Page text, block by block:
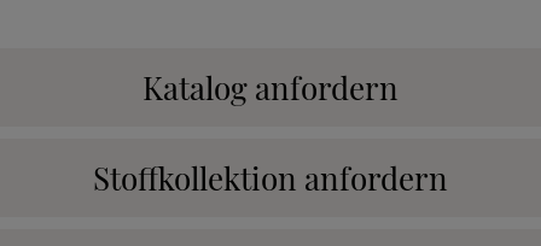
Katalog anfordern
Stoffkollektion anfordern